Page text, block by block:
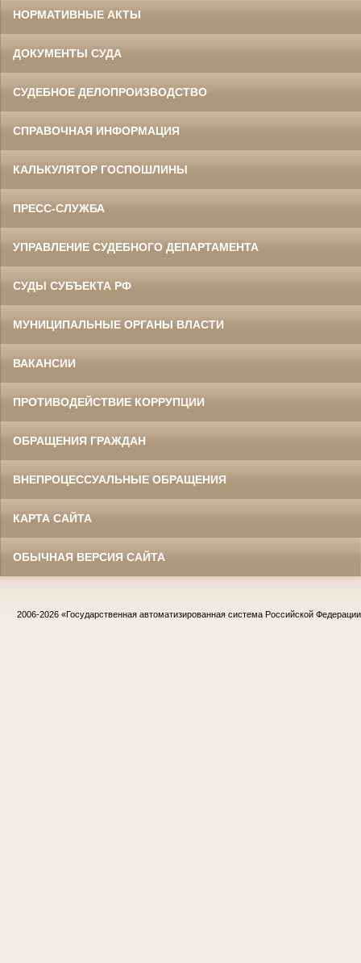
НОРМАТИВНЫЕ АКТЫ
ДОКУМЕНТЫ СУДА
СУДЕБНОЕ ДЕЛОПРОИЗВОДСТВО
СПРАВОЧНАЯ ИНФОРМАЦИЯ
КАЛЬКУЛЯТОР ГОСПОШЛИНЫ
ПРЕСС-СЛУЖБА
УПРАВЛЕНИЕ СУДЕБНОГО ДЕПАРТАМЕНТА
СУДЫ СУБЪЕКТА РФ
МУНИЦИПАЛЬНЫЕ ОРГАНЫ ВЛАСТИ
ВАКАНСИИ
ПРОТИВОДЕЙСТВИЕ КОРРУПЦИИ
ОБРАЩЕНИЯ ГРАЖДАН
ВНЕПРОЦЕССУАЛЬНЫЕ ОБРАЩЕНИЯ
КАРТА САЙТА
ОБЫЧНАЯ ВЕРСИЯ САЙТА
2006-2026 «Государственная автоматизированная система Российской